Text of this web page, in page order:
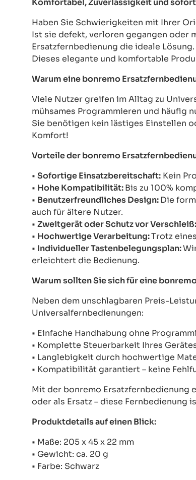
Haben Sie Schwierigkeiten mit Ihrer
Ist sie defekt, verloren gegangen oder
Ersatzfernbedienung die ideale Lösung.
Dieses elegante und komfortable
Warum eine bonremo
Viele Nutzer greifen im Alltag zu
mühsames Programmieren und häufig
Sie benötigen kein lästiges Einstellen
Komfort!
Vorteile der bonremo
• Sofortige Einsatzbereitschaft: Kein
• Hohe Kompatibilität:Bis zu 100%
• Benutzerfreundliches Design:Die
auch für ältere Nutzer.
• Zweitgerät oder Schutz vor Verschleiß:
• Hochwertige Verarbeitung:Trotz
• Individueller Tastenbelegungsplan:
erleichtert die Bedienung.
Warum sollten Sie sich für eine
Neben dem unschlagbaren Preis-
Universalfernbedienungen:
• Einfache Handhabung ohne
• Komplette Steuerbarkeit Ihres
• Langlebigkeit durch hochwertige
• Kompatibilität garantiert – keine
Mit der bonremo Ersatzfernbedienung
oder als Ersatz – diese
Produktdetails auf einen Blick:
• Maße: 205 x 45 x 22 mm
• Gewicht: ca. 20 g
• Farbe: Schwarz